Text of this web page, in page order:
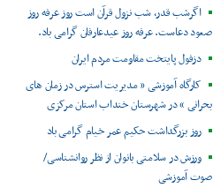
اگرشب قدر، شب نزول قرآن است روز عرفه روز
صعود دعاست. عرفه روز عیدعارفان گرامی باد.
دزفول پایتخت مقاومت مردم ایران
کارگاه آموزشی « مدیریت استرس در زمان های
بحرانی » در شهرستان خنداب استان مرکزی
روز بزرگداشت حکیم عمر خیام گرامی باد
ورزش در سلامتی بانوان از نظر روانشناسی/
صوت آموزشی